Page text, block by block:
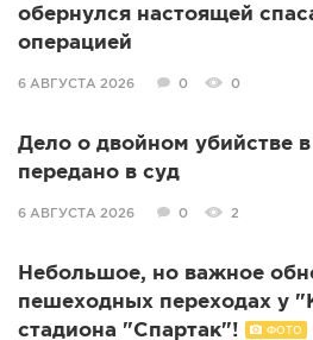
обернулся настоящей
операцией
6 АВГУСТА 2026 0 0
Дело о двойном убийстве
передано в суд
6 АВГУСТА 2026 0 2
Небольшое, но важное
пешеходных переходах у
стадиона "Спартак"!
ФОТО